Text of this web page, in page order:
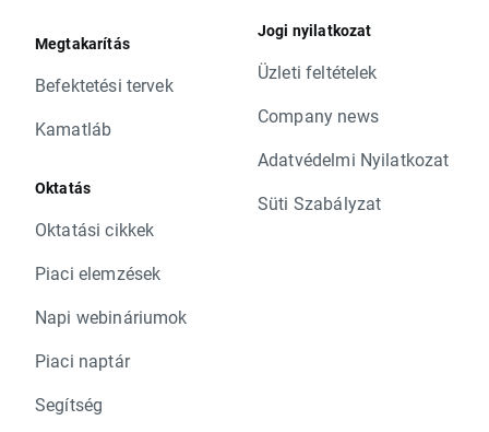
Megtakarítás
Befektetési tervek
Kamatláb
Oktatás
Oktatási cikkek
Piaci elemzések
Napi webináriumok
Piaci naptár
Segítség
Jogi nyilatkozat
Üzleti feltételek
Company news
Adatvédelmi Nyilatkozat
Süti Szabályzat